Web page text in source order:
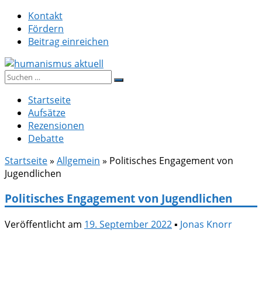
Zum
Inhalt
springen
Kontakt
Fördern
Beitrag einreichen
humanismus aktuell
Suche
Startseite
Aufsätze
Rezensionen
Debatte
Startseite» Allgemein » Politisches Engagement von
Jugendlichen
Politisches Engagement von Jugendlichen
Veröffentlicht am 19. September 2022▪ Jonas Knorr